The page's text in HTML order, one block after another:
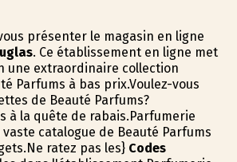
présenter le magasin en ligne
. Ce établissement en ligne met
une extraordinaire collection
Parfums à bas prix.Voulez-vous
de Beauté Parfums?
à la quête de rabais.Parfumerie
vaste catalogue de Beauté Parfums
ratez pas les} Codes